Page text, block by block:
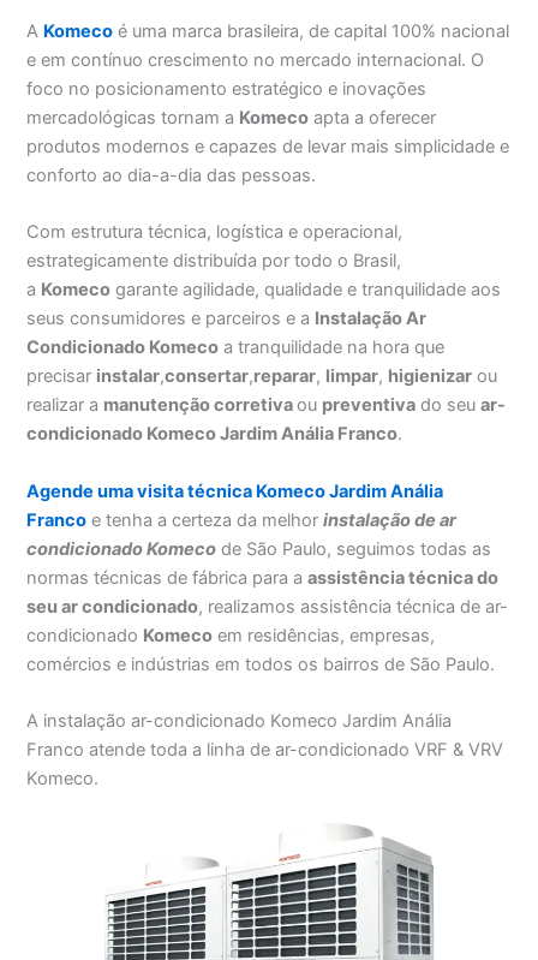
A Komeco é uma marca brasileira, de capital 100% nacional
e em contínuo crescimento no mercado internacional. O
foco no posicionamento estratégico e inovações
mercadológicas tornam a Komeco apta a oferecer
produtos modernos e capazes de levar mais simplicidade e
conforto ao dia-a-dia das pessoas.
Com estrutura técnica, logística e operacional,
estrategicamente distribuída por todo o Brasil,
a Komeco garante agilidade, qualidade e tranquilidade aos
seus consumidores e parceiros e a Instalação Ar
Condicionado Komeco a tranquilidade na hora que
precisar instalar,consertar,reparar, limpar, higienizar ou
realizar a manutenção corretivaou preventiva do seuar-
condicionado Komeco Jardim Anália Franco.
Agende uma visita técnica Komeco Jardim Anália
Franco e tenha a certeza da melhorinstalaçãode ar
condicionado Komeco de São Paulo, seguimos todas as
normas técnicas de fábrica para aassistência técnica do
seu ar condicionado, realizamos assistência técnica de ar-
condicionado Komeco em residências, empresas,
comércios e indústrias em todos os bairros de São Paulo.
A instalação ar-condicionado Komeco Jardim Anália
Franco atende toda a linha de ar-condicionado VRF & VRV
Komeco.